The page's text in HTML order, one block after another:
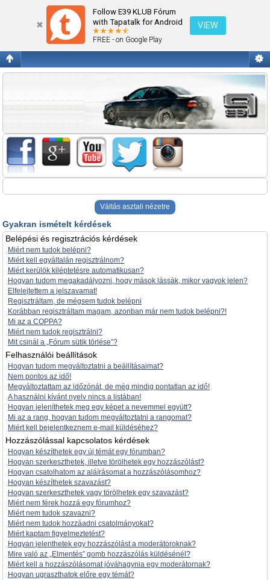
Follow E39 KLUB Fórum
with Tapatalk for Android
FREE - on Google Play
VIEW
Gyakran ismételt kérdések
Váltás asztali nézetre
Gyakran ismételt kérdések
Belépési és regisztrációs kérdések
Miért nem tudok belépni?
Miért kell egyáltalán regisztrálnom?
Miért kerülök kiléptetésre automatikusan?
Hogyan tudom megakadályozni, hogy mások lássák, mikor vagyok jelen?
Elfelejtettem a jelszavamat!
Regisztráltam, de mégsem tudok belépni
Korábban regisztráltam magam, azonban már nem tudok belépni?!
Mi az a COPPA?
Miért nem tudok regisztrálni?
Mit csinál a „Fórum sütik törlése”?
Felhasználói beállítások
Hogyan tudom megváltoztatni a beállításaimat?
Nem pontos az idő!
Megváltoztattam az időzónát, de még mindig pontatlan az idő!
A használni kívánt nyelv nincs a listában!
Hogyan jeleníthetek meg egy képet a nevemmel együtt?
Mi az a rang, hogyan tudom megváltoztatni a rangomat?
Miért kell bejelentkeznem e-mail küldéséhez?
Hozzászólással kapcsolatos kérdések
Hogyan készíthetek egy új témát egy fórumban?
Hogyan szerkeszthetek, illetve törölhetek egy hozzászólást?
Hogyan csatolhatom az aláírásomat a hozzászólásomhoz?
Hogyan készíthetek szavazást?
Hogyan szerkeszthetek vagy törölhetek egy szavazást?
Miért nem férek hozzá egy fórumhoz?
Miért nem tudok szavazni?
Miért nem tudok hozzáadni csatolmányokat?
Miért kaptam figyelmeztetést?
Hogyan jelenthetek egy hozzászólást a moderátoroknak?
Mire való az „Elmentés” gomb hozzászólás küldésénél?
Miért kell a hozzászólásomat jóváhagynia egy moderátornak?
Hogyan ugraszthatok előre egy témát?